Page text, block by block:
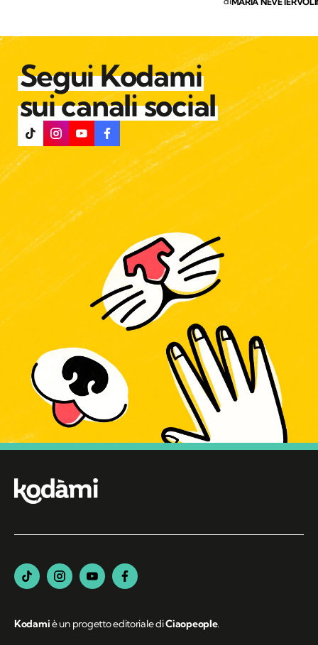
Segui Kodami
sui canali social
Kodamiè un progetto editoriale diCiaopeople.